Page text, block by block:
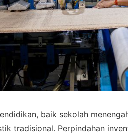
baik sekolah
tradisional. Perpindahan